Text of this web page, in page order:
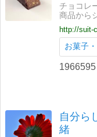
チョコレ
商品から
http://suit-
お菓子
1966595
自分ら
緒